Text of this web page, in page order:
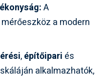
A
a modern
,építőipari és
alkalmazhatók,